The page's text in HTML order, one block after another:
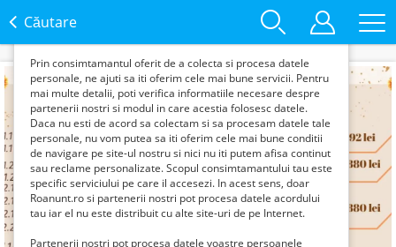
Căutare
date sunt folosite pentru analizarea traffic-ului pe site-ul
Prin consimtamantul oferit de a colecta si procesa datele
personale, ne ajuti sa iti oferim cele mai bune servicii. Pentru
mai multe detalii, poti verifica informatiile necesare despre
partenerii nostri si modul in care acestia folosesc datele.
Daca nu esti de acord sa colectam si sa procesam datele tale
personale, nu vom putea sa iti oferim cele mai bune conditii
de navigare pe site-ul nostru si nici nu iti putem afisa continut
sau reclame personalizate. Scopul consimtamantului tau este
specific serviciului pe care il accesezi. In acest sens, doar
Roanunt.ro si partenerii nostri pot procesa datele acordului
tau iar el nu este distribuit cu alte site-uri de pe Internet.
Partenerii nostri pot procesa datele voastre persoanele